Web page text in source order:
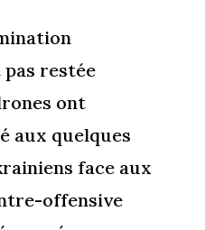
pas restée
ont
aux quelques
face aux
offensive